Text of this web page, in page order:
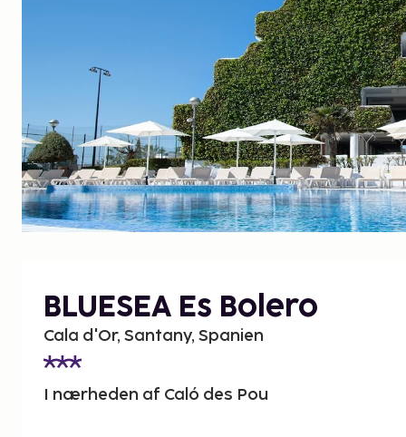
BLUESEA Es Bolero
Cala d'Or, Santany, Spanien
I nærheden af Caló des Pou